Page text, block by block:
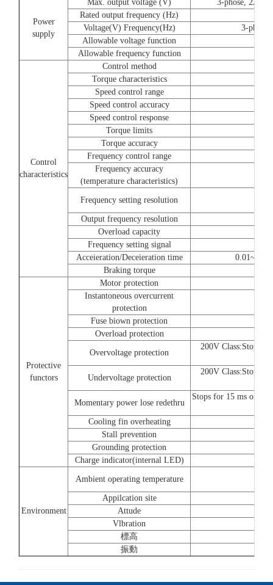
Power
supply
Max. output voltage (V)
3-phose, 220/
Rated output frequency (Hz)
Voltage(V) Frequency(Hz)
3-
Allowable voltage function
Allowable frequency function
Control
characteristics
Control method
Torque characteristics
Speed control range
Speed control accuracy
Speed control response
Torque limits
Torque accuracy
Frequency control range
Frequency accuracy
(temperature characteristics)
Frequency setting resolution
Output frequency resolution
Overload capacity
Frequency setting signal
Acceieration/Deceieration time
Braking torque
Protective
functors
Motor protection
Instantoneous overcurrent
protection
Fuse biown protection
Overload protection
Overvoltage protection
200V Class:Stops
Undervoltage protection
200V Class:Stops
Momentary power lose redethru
Stops for 15 ms or
Cooling fin overheating
Stall prevention
Grounding protection
Charge indicator(internal LED)
Environment
Ambient operating temperature
Appilcation site
Attude
Vlbration
標高
振動